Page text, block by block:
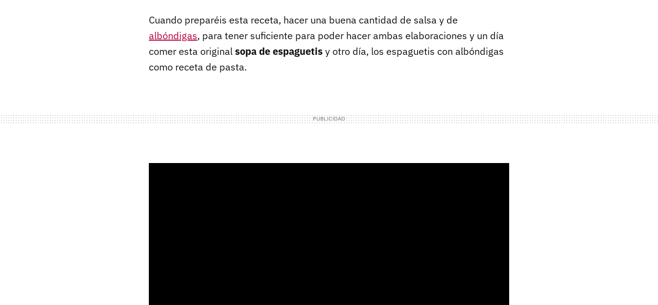
Cuando preparéis esta receta, hacer una buena cantidad de salsa y de
albóndigas, para tener suficiente para poder hacer ambas elaboraciones y un día
comer esta originalsopa de espaguetisy otro día, los espaguetis con albóndigas
como receta de pasta.